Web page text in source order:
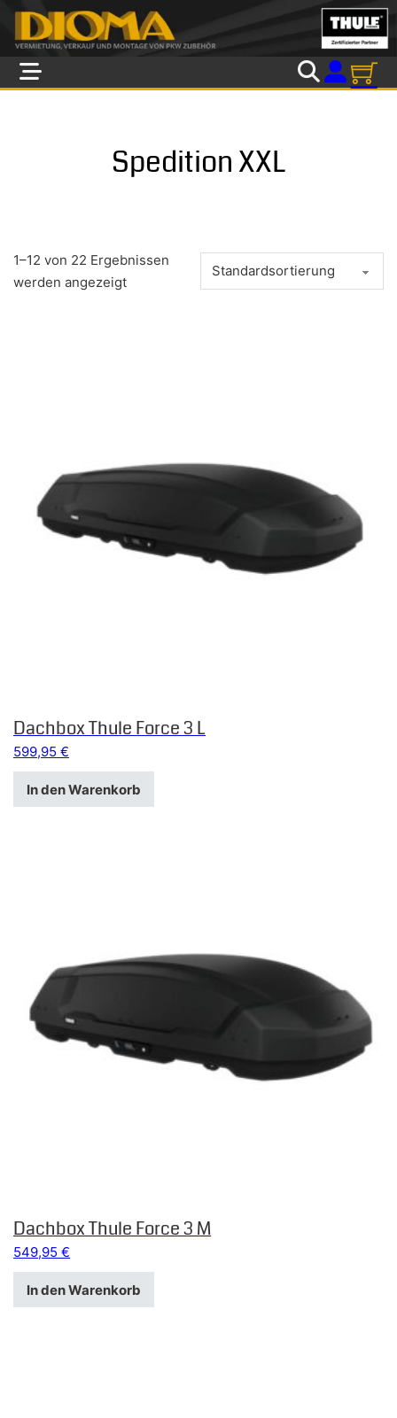
Skip to main content
Skip to footer
Spedition XXL
1–12 von 22 Ergebnissen
werden angezeigt
Dachbox Thule Force 3 L
599,95 €
In den Warenkorb
Dachbox Thule Force 3 M
549,95 €
In den Warenkorb